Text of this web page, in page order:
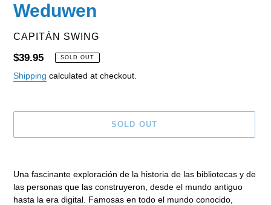
Weduwen
VENDOR
CAPITÁN SWING
Regular
price
$39.95 SOLD OUT
Shipping calculated at checkout.
SOLD OUT
your
Una fascinante exploración de la historia de las bibliotecas y de
las personas que las construyeron, desde el mundo antiguo
hasta la era digital. Famosas en todo el mundo conocido,